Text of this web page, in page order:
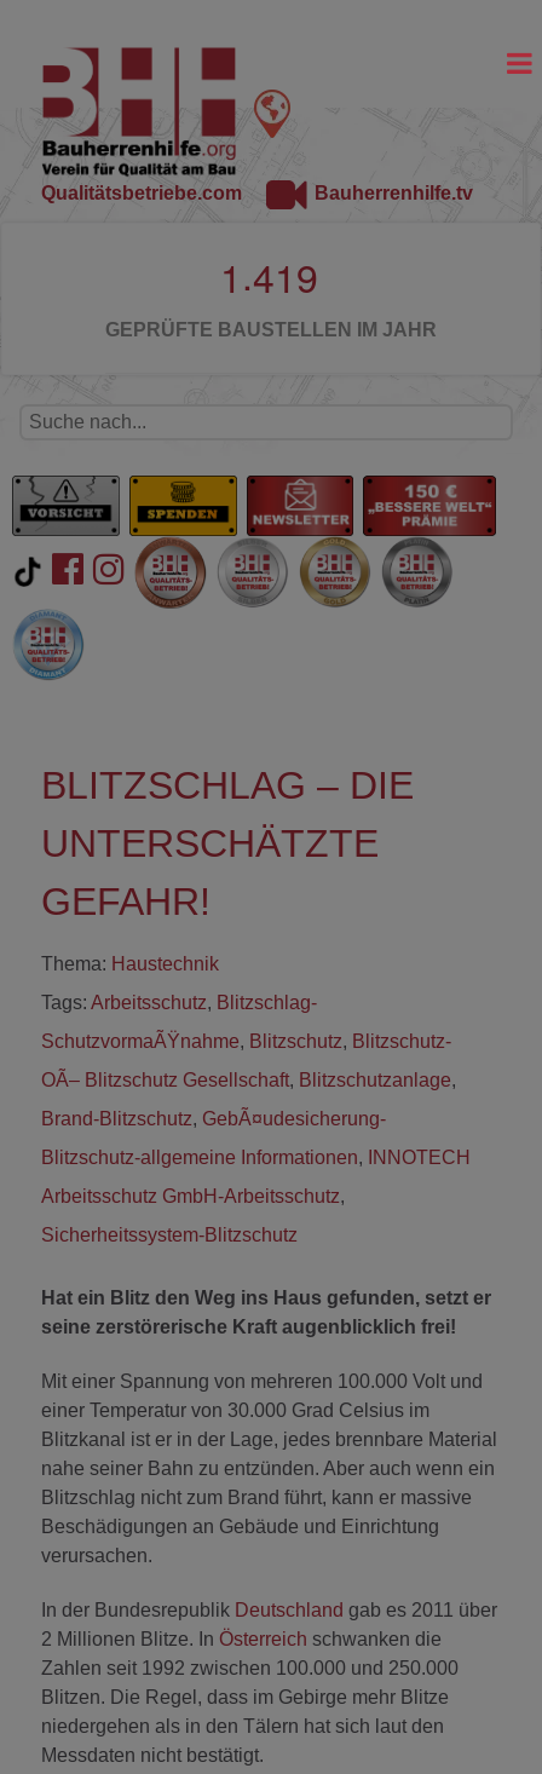
Qualitätsbetriebe.com Bauherrenhilfe.tv
1 .419
GEPRÜFTE BAUSTELLEN IM JAHR
BLITZSCHLAG – DIE
UNTERSCHÄTZTE
GEFAHR!
Thema: Haustechnik
Tags: Arbeitsschutz, Blitzschlag-
SchutzvormaÃŸnahme, Blitzschutz, Blitzschutz-
OÃ– Blitzschutz Gesellschaft, Blitzschutzanlage,
Brand-Blitzschutz, GebÃ¤udesicherung-
Blitzschutz-allgemeine Informationen,
INNOTECH
Arbeitsschutz GmbH-Arbeitsschutz,
Sicherheitssystem-Blitzschutz
Hat ein Blitz den Weg ins Haus gefunden, setzt er
seine zerstörerische Kraft augenblicklich frei!
Mit einer Spannung von mehreren 100.000 Volt und
einer Temperatur von 30.000 Grad Celsius im
Blitzkanal ist er in der Lage, jedes brennbare Material
nahe seiner Bahn zu entzünden. Aber auch wenn ein
Blitzschlag nicht zum Brand führt, kann er massive
Beschädigungen an Gebäude und Einrichtung
verursachen.
In der Bundesrepublik Deutschland gab es 2011 über
2 Millionen Blitze. In Österreich schwanken die
Zahlen seit 1992 zwischen 100.000 und 250.000
Blitzen. Die Regel, dass im Gebirge mehr Blitze
niedergehen als in den Tälern hat sich laut den
Messdaten nicht bestätigt.